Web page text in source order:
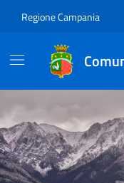
Regione Campania